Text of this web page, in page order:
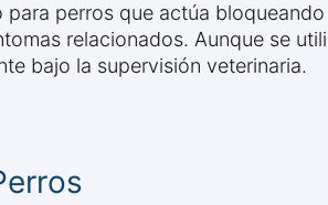
perros que actúa
relacionados. Aunque se
bajo la supervisión veterinaria.